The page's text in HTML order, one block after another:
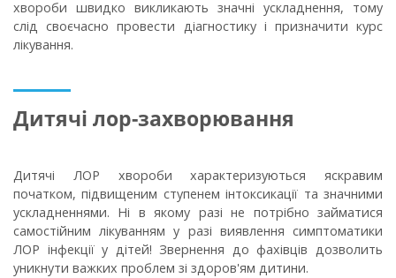
хвороби швидко викликають значні ускладнення, тому
слід своєчасно провести діагностику і призначити курс
лікування.
Дитячі лор-захворювання
Дитячі ЛОР хвороби характеризуються яскравим
початком, підвищеним ступенем інтоксикації та значними
ускладненнями. Ні в якому разі не потрібно займатися
самостійним лікуванням у разі виявлення симптоматики
ЛОР інфекції у дітей! Звернення до фахівців дозволить
уникнути важких проблем зі здоров'ям дитини.